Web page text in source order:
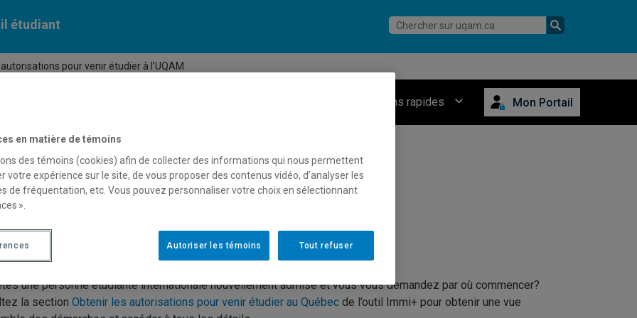
étudiant
pour venir étudier à l’UQAM
Connexions rapides Mon Portail
et étudiants internationaux
les autorisations pour venir étudier à l’UQAM
une personne étudiante internationale nouvellement admise et vous vous demandez par où commencer?
la section Obtenir les autorisations pour venir étudier au Québec de l’outil Immi+ pour obtenir une vue
en matière de témoins
des témoins (cookies) afin de collecter des informations qui nous permettent
votre expérience sur le site, de vous proposer des contenus vidéo, d’analyser les
de fréquentation, etc. Vous pouvez personnaliser votre choix en sélectionnant
».
Tout refuser
Autoriser les témoins